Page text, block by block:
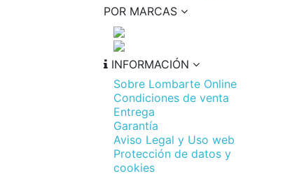
POR MARCAS
INFORMACIÓN
Sobre Lombarte Online
Condiciones de venta
Entrega
Garantía
Aviso Legal y Uso web
Protección de datos y
cookies